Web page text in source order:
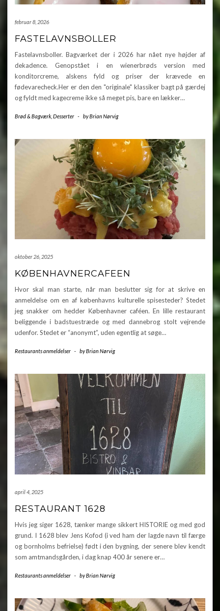
februar 8, 2026
FASTELAVNSBOLLER
Fastelavnsboller. Bagværket der i 2026 har nået nye højder af
dekadence. Genopstået i en wienerbrøds version med
konditorcreme, alskens fyld og priser der krævede en
fødevarecheck.Her er den den "originale" klassiker bagt på gærdej
og fyldt med kagecreme ikke så meget pis, bare en lækker…
Brød & Bagværk Desserter - byBrian Nørvig
oktober 26, 2025
KØBENHAVNERCAFEEN
Hvor skal man starte, når man beslutter sig for at skrive en
anmeldelse om en af københavns kulturelle spisesteder? Stedet
jeg snakker om hedder Københavner caféen. En lille restaurant
beliggende i badstuestræde og med dannebrog stolt vejrende
udenfor. Stedet er “anonymt”, uden egentlig at søge…
Restaurants anmeldelser - byBrian Nørvig
april 4, 2025
RESTAURANT 1628
Hvis jeg siger 1628, tænker mange sikkert HISTORIE og med god
grund. I 1628 blev Jens Kofod (i ved ham der lagde navn til færge
og bornholms befrielse) født i den bygning, der senere blev kendt
som amtmandsgården, i dag knap 400 år senere er…
Restaurants anmeldelser - byBrian Nørvig